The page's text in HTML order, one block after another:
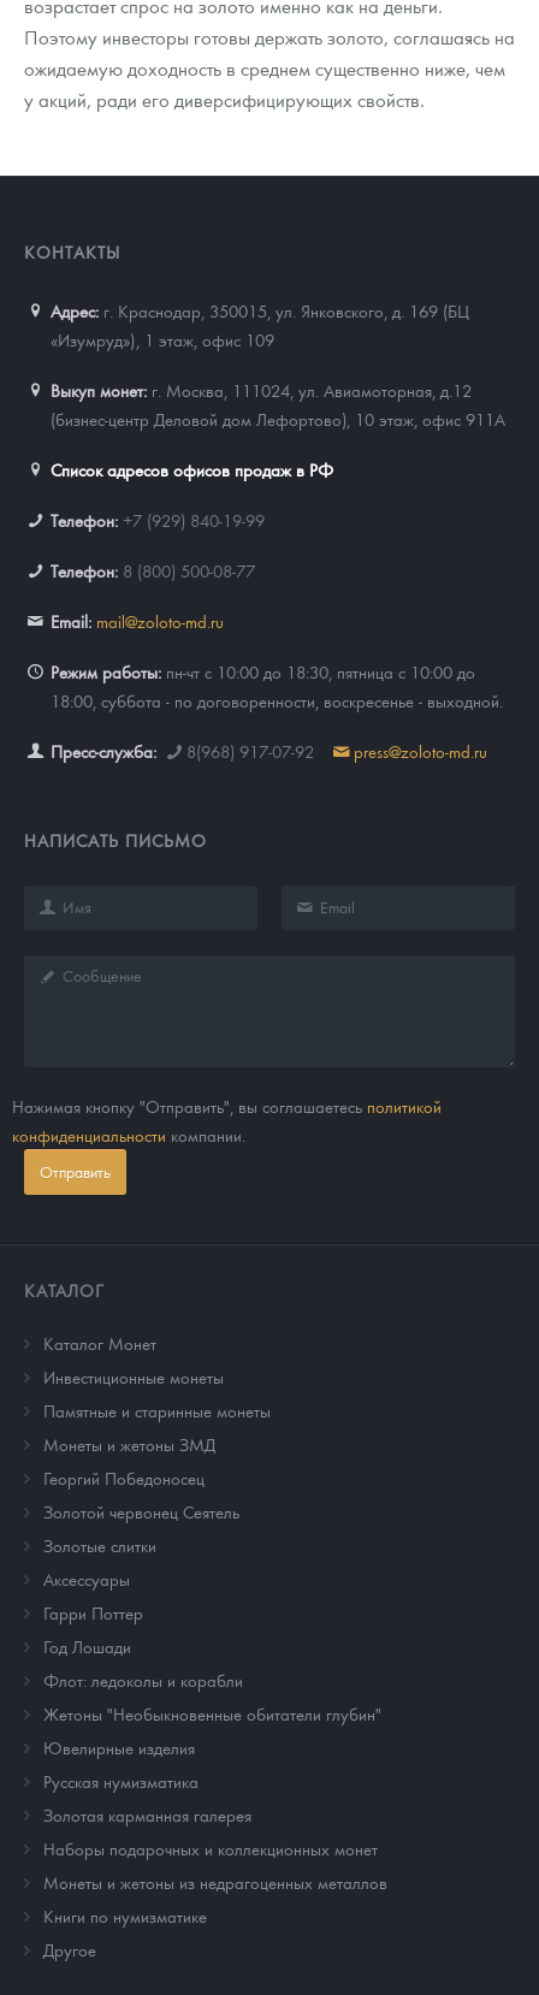
возрастает спрос на золото именно как на деньги.
Поэтому инвесторы готовы держать золото, соглашаясь на
ожидаемую доходность в среднем существенно ниже, чем
у акций, ради его диверсифицирующих свойств.
КОНТАКТЫ
Адрес: г. Краснодар, 350015 ул. Янковского, д. 169 (БЦ
«Изумруд»), 1 этаж, офис 109
Выкуп монет: г. Москва, 111024, ул. Авиамоторная, д.12
(бизнес-центр Деловой дом Лефортово), 10 этаж, офис 911А
Список адресов офисов продаж в РФ
Телефон: +7 (929) 840-19-99
Телефон: 8 (800) 500-08-77
Email: mail@zoloto-md.ru
Режим работы: пн-чт с 10:00 до 18:30, пятница с 10:00 до
18:00, суббота - по договоренности, воскресенье - выходной.
Пресс-служба: 8(968) 917-07-92 press@zoloto-md.ru
НАПИСАТЬ ПИСЬМО
Нажимая кнопку "Отправить", вы соглашаетесь политикой
конфиденциальности компании.
Отправить
КАТАЛОГ
Каталог Монет
Инвестиционные монеты
Памятные и старинные монеты
Монеты и жетоны ЗМД
Георгий Победоносец
Золотой червонец Сеятель
Золотые слитки
Аксессуары
Гарри Поттер
Год Лошади
Флот: ледоколы и корабли
Жетоны "Необыкновенные обитатели глубин"
Ювелирные изделия
Русская нумизматика
Золотая карманная галерея
Наборы подарочных и коллекционных монет
Монеты и жетоны из недрагоценных металлов
Книги по нумизматике
Другое